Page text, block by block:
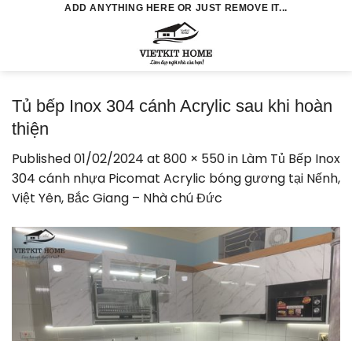
ADD ANYTHING HERE OR JUST REMOVE IT...
Tủ bếp Inox 304 cánh Acrylic sau khi hoàn
thiện
Published01/02/2024 at 800 × 550in Làm Tủ Bếp Inox
304 cánh nhựa Picomat Acrylic bóng gương tại Nếnh,
Việt Yên, Bắc Giang – Nhà chú Đức